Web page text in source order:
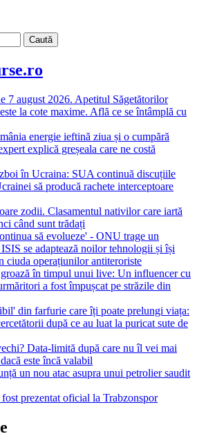
7 august 2026. Apetitul Săgetătorilor
la cote maxime. Află ce se întâmplă cu
energie ieftină ziua și o cumpără
explică greșeala care ne costă
în Ucraina: SUA continuă discuțiile
să producă rachete interceptoare
zodii. Clasamentul nativilor care iartă
când sunt trădați
să evolueze' - ONU trage un
se adaptează noilor tehnologii și își
ciuda operațiunilor antiteroriste
în timpul unui live: Un influencer cu
a fost împușcat pe străzile din
din farfurie care îți poate prelungi viața:
după ce au luat la puricat sute de
Data-limită după care nu îl vei mai
este încă valabil
un nou atac asupra unui petrolier saudit
prezentat oficial la Trabzonspor